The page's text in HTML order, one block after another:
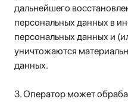
дальнейшего
персональных данных в
персональных данных и
уничтожаются
данных.
3. Оператор может